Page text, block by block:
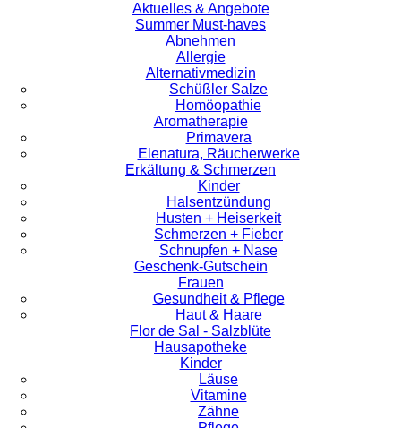
Aktuelles & Angebote
Summer Must-haves
Abnehmen
Allergie
Alternativmedizin
Schüßler Salze
Homöopathie
Aromatherapie
Primavera
Elenatura, Räucherwerke
Erkältung & Schmerzen
Kinder
Halsentzündung
Husten + Heiserkeit
Schmerzen + Fieber
Schnupfen + Nase
Geschenk-Gutschein
Frauen
Gesundheit & Pflege
Haut & Haare
Flor de Sal - Salzblüte
Hausapotheke
Kinder
Läuse
Vitamine
Zähne